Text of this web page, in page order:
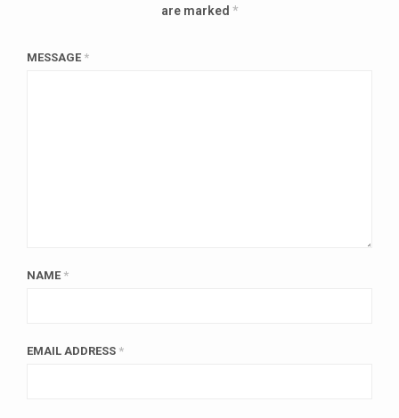
are marked *
MESSAGE *
NAME *
EMAIL ADDRESS *